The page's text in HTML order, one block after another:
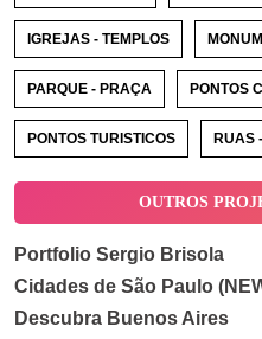
IGREJAS - TEMPLOS
PARQUE - PRAÇA PONTOS
PONTOS TURISTICOS RUAS
OUTROS
Portfolio Sergio Brisola
Cidades de São Paulo
Descubra Buenos Aires